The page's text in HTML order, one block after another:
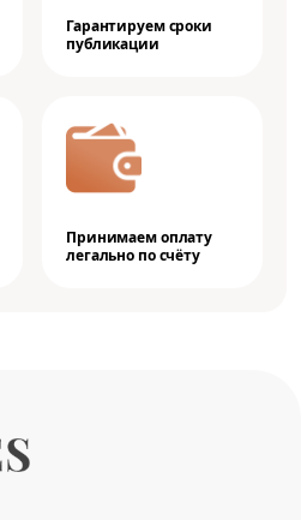
Гарантируем сроки
публикации
Принимаем оплату
легально по счёту